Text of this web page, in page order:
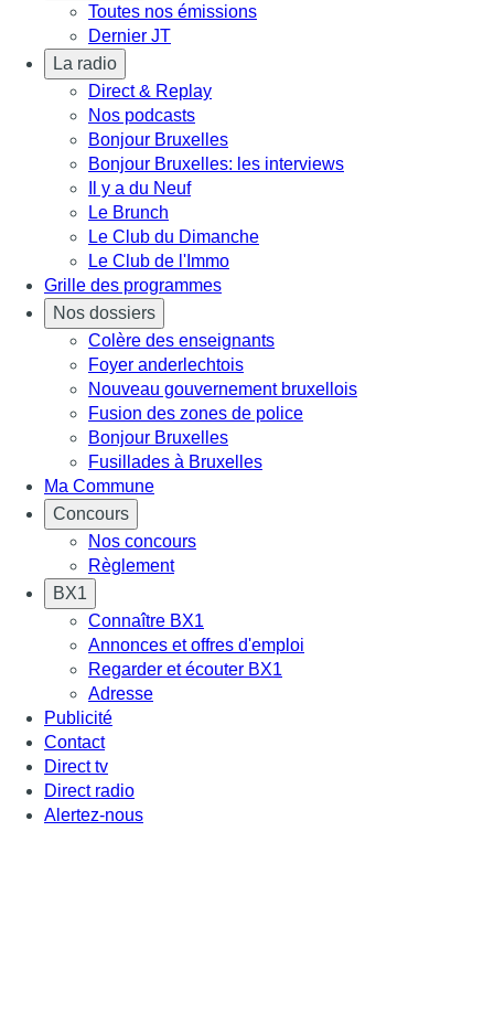
Toutes nos émissions
Dernier JT
La radio
Direct & Replay
Nos podcasts
Bonjour Bruxelles
Bonjour Bruxelles: les interviews
Il y a du Neuf
Le Brunch
Le Club du Dimanche
Le Club de l'Immo
Grille des programmes
Nos dossiers
Colère des enseignants
Foyer anderlechtois
Nouveau gouvernement bruxellois
Fusion des zones de police
Bonjour Bruxelles
Fusillades à Bruxelles
Ma Commune
Concours
Nos concours
Règlement
BX1
Connaître BX1
Annonces et offres d'emploi
Regarder et écouter BX1
Adresse
Publicité
Contact
Direct tv
Direct radio
Alertez-nous